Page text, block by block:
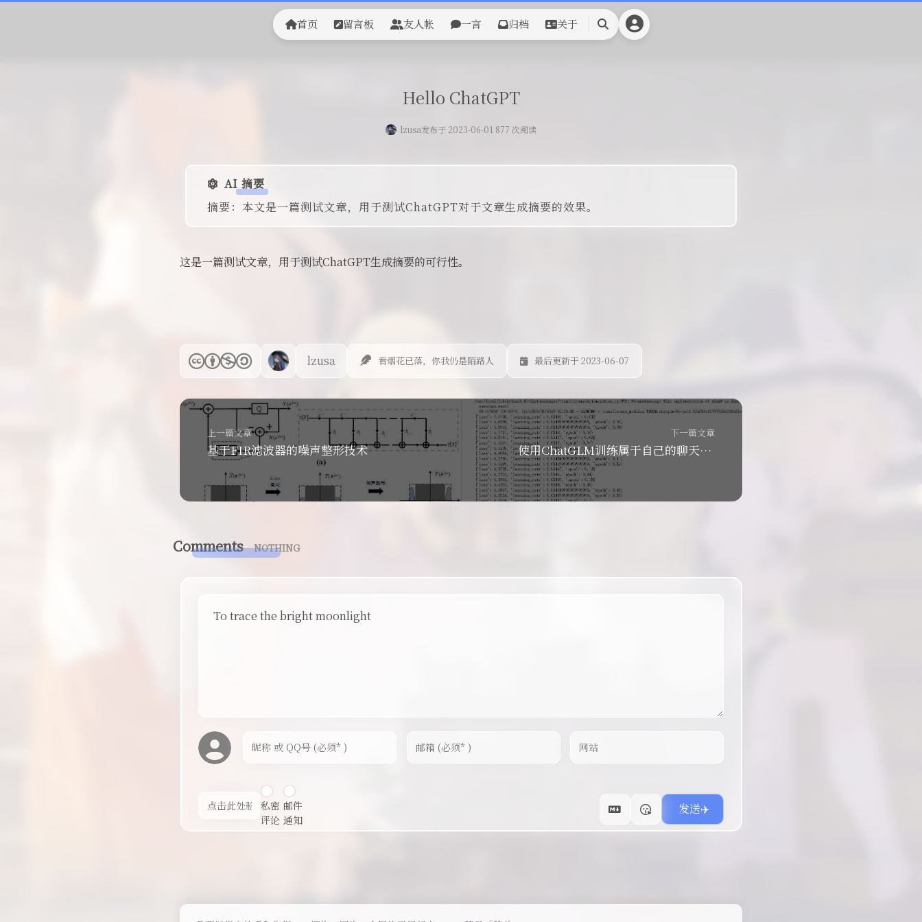
首页 留言板 友人帐 一言 归档 关于
搜
Hello ChatGPT
lzusa发布于 2023-06-01 877 次阅读
AI 摘要
摘要：本文是一篇测试文章，用于测试ChatGPT对于文章生成摘要的效果。
这是一篇测试文章，用于测试ChatGPT生成摘要的可行性。
lzusa 看烟花已落，你我仍是陌路人 最后更新于 2023-06-07
上一篇文章
基于FIR滤波器的噪声整形技术
下一篇文章
使用ChatGLM训练属于自己的聊天机器人
Comments NOTHING
To trace the bright moonlight
私密
评论
邮件
通知